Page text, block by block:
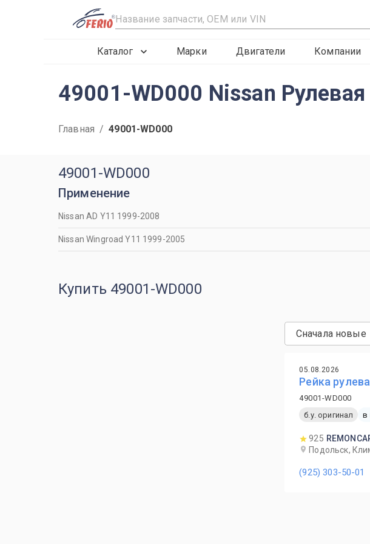
R
Каталог Марки Двигатели Компании
49001-WD000 Nissan Рулевая
Главная / 49001-WD000
49001-WD000
Применение
Nissan AD Y11 1999-2008
Nissan Wingroad Y11 1999-2005
Купить 49001-WD000
Сначала новые
05.08.2026
Рейка
49001-WD000
б.у. оригинал
в
925
Подольск,
(925) 303-50-01